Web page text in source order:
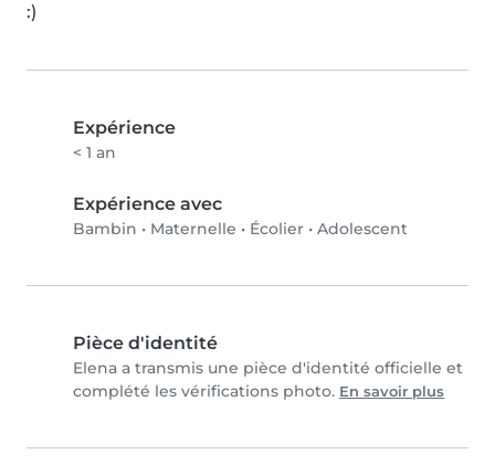
:)
Expérience
< 1 an
Expérience avec
Bambin • Maternelle • Écolier • Adolescent
Pièce d'identité
Elena a transmis une pièce d'identité officielle et
complété les vérifications photo. En savoir plus